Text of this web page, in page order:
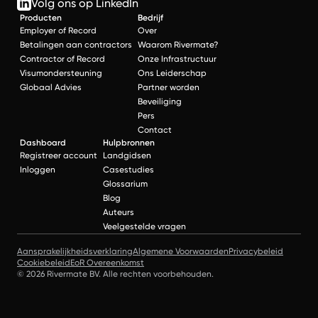
Volg ons op LinkedIn
Producten
Employer of Record
Betalingen aan contractors
Contractor of Record
Visumondersteuning
Globaal Advies
Bedrijf
Over
Waarom Rivermate?
Onze Infrastructuur
Ons Leiderschap
Partner worden
Beveiliging
Pers
Contact
Dashboard
Registreer account
Inloggen
Hulpbronnen
Landgidsen
Casestudies
Glossarium
Blog
Auteurs
Veelgestelde vragen
AansprakelijkheidsverklaringAlgemene VoorwaardenPrivacybeleid
CookiebeleidEoR Overeenkomst
© 2026 Rivermate BV. Alle rechten voorbehouden.